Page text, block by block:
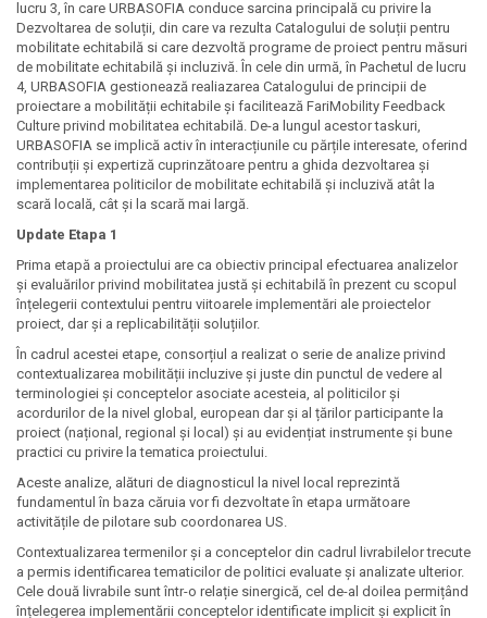
lucru 3, în care URBASOFIA conduce sarcina principală cu privire la
Dezvoltarea de soluții, din care va rezulta Catalogului de soluții pentru
mobilitate echitabilă si care dezvoltă programe de proiect pentru măsuri
de mobilitate echitabilă și incluzivă. În cele din urmă, în Pachetul de lucru
4, URBASOFIA gestionează realiazarea Catalogului de principii de
proiectare a mobilității echitabile și facilitează FariMobility Feedback
Culture privind mobilitatea echitabilă. De-a lungul acestor taskuri,
URBASOFIA se implică activ în interacțiunile cu părțile interesate, oferind
contribuții și expertiză cuprinzătoare pentru a ghida dezvoltarea și
implementarea politicilor de mobilitate echitabilă și incluzivă atât la
scară locală, cât și la scară mai largă.
Update Etapa 1
Prima etapă a proiectului are ca obiectiv principal efectuarea analizelor
și evaluărilor privind mobilitatea justă și echitabilă în prezent cu scopul
înțelegerii contextului pentru viitoarele implementări ale proiectelor
proiect, dar și a replicabilității soluțiilor.
În cadrul acestei etape, consorțiul a realizat o serie de analize privind
contextualizarea mobilității incluzive și juste din punctul de vedere al
terminologiei și conceptelor asociate acesteia, al politicilor și
acordurilor de la nivel global, european dar și al țărilor participante la
proiect (național, regional și local) și au evidențiat instrumente și bune
practici cu privire la tematica proiectului.
Aceste analize, alături de diagnosticul la nivel local reprezintă
fundamentul în baza căruia vor fi dezvoltate în etapa următoare
activitățile de pilotare sub coordonarea US.
Contextualizarea termenilor și a conceptelor din cadrul livrabilelor trecute
a permis identificarea tematicilor de politici evaluate și analizate ulterior.
Cele două livrabile sunt într-o relație sinergică, cel de-al doilea permițând
înțelegerea implementării conceptelor identificate implicit și explicit în